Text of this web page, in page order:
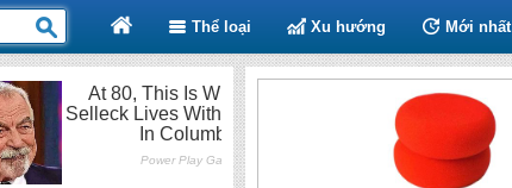
Thể loại Xu hướng Mới nhất